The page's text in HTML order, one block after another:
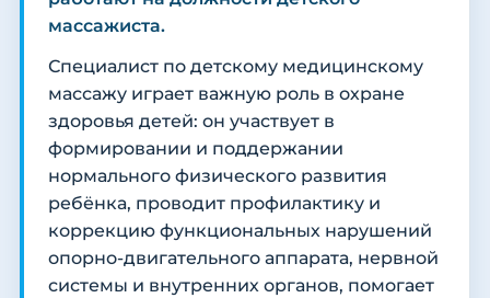
массажиста.
Специалист по детскому медицинскому
массажу играет важную роль в охране
здоровья детей: он участвует в
формировании и поддержании
нормального физического развития
ребёнка, проводит профилактику и
коррекцию функциональных нарушений
опорно-двигательного аппарата, нервной
системы и внутренних органов, помогает